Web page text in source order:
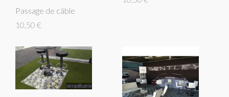
Passage de câble
10,50 €